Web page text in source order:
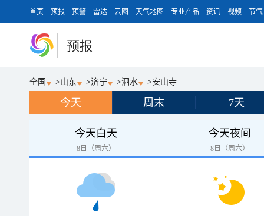
首页 预报 预警 雷达 云图 天气地图 专业产品 资讯 视频 节气
预报
全国 >山东 >济宁 >泗水 >安山寺
今天 周末 7天
今天白天
8日（周六）
今天夜间
8日（周六）